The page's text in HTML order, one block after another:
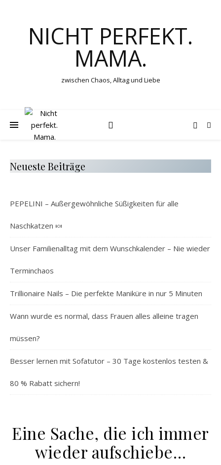
NICHT PERFEKT.
MAMA.
zwischen Chaos, Alltag und Liebe
Neueste Beiträge
PEPELINI – Außergewöhnliche Süßigkeiten für alle
Naschkatzen 🍬
Unser Familienalltag mit dem Wunschkalender – Nie wieder
Terminchaos
Trillionaire Nails – Die perfekte Maniküre in nur 5 Minuten
Wann wurde es normal, dass Frauen alles alleine tragen
müssen?
Besser lernen mit Sofatutor – 30 Tage kostenlos testen &
80 % Rabatt sichern!
Eine Sache, die ich immer
wieder aufschiebe…